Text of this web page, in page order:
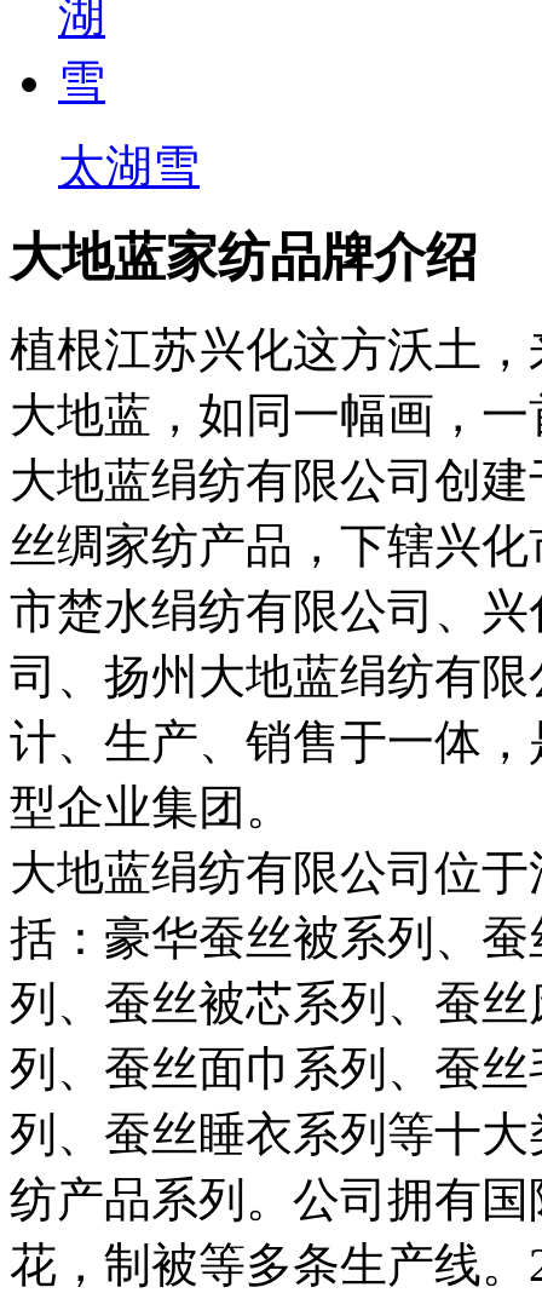
太湖雪
大地蓝家纺品牌介绍
植根江苏兴化这方沃土
大地蓝，如同一幅画，
大地蓝绢纺有限公司创
丝绸家纺产品，下辖兴
市楚水绢纺有限公司、
司、扬州大地蓝绢纺有
计、生产、销售于一体
型企业集团。
大地蓝绢纺有限公司位
括：豪华蚕丝被系列、
列、蚕丝被芯系列、蚕
列、蚕丝面巾系列、蚕
列、蚕丝睡衣系列等十
纺产品系列。公司拥有
花，制被等多条生产线